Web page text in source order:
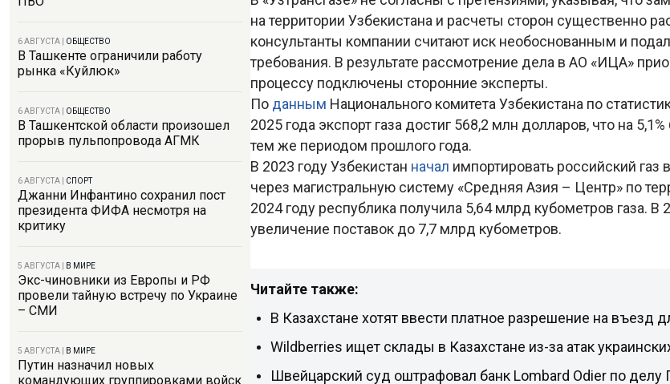
6 АВГУСТА ОБЩЕСТВО
В Ташкенте ограничили работу
рынка «Куйлюк»
6 АВГУСТА ОБЩЕСТВО
В Ташкентской области произошел
прорыв пульпопровода АГМК
6 АВГУСТА СПОРТ
Джанни Инфантино сохранил пост
президента ФИФА несмотря на
критику
5 АВГУСТА В МИРЕ
Экс-чиновники из Европы и РФ
провели тайную встречу по Украине
– СМИ
5 АВГУСТА В МИРЕ
Путин назначил новых
командующих группировками войск
на территории Узбекистана и расчеты сторон существенно
консультанты компании считают иск необоснованным и
требования. В результате рассмотрение дела в АО «ИЦА»
процессу подключены сторонние эксперты.
По данным Национального комитета Узбекистана по
2025 года экспорт газа достиг 568,2 млн долларов, что на
тем же периодом прошлого года.
В 2023 году Узбекистан начал импортировать российский
через магистральную систему «Средняя Азия – Центр» по
2024 году республика получила 5,64 млрд кубометров газа. В
увеличение поставок до 7,7 млрд кубометров.
Читайте также:
В Казахстане хотят ввести платное разрешение на въезд
Wildberries ищет склады в Казахстане из-за атак
Швейцарский суд оштрафовал банк Lombard Odier по делу